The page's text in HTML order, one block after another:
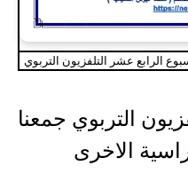
الرابع عشر التلفزيون التربوي
التربوي جمعنا
الاخرى